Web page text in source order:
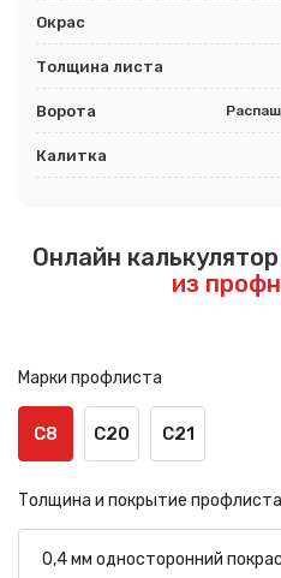
Окрас
Толщина листа
Ворота
Калитка
Онлайн калькулятор
из
Марки профлиста
С8 С20 С21
Толщина и покрытие профлиста